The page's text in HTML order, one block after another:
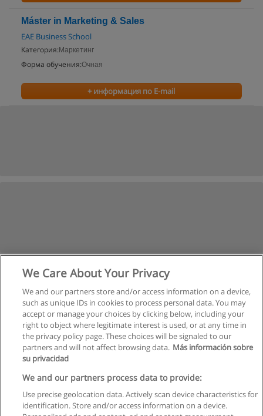
Máster in Marketing & Sales
EAE Business School
Категория: Маркетинг
Форма обучения:Очная
+ информация по E-mail
Правила пользования
Конфиденциальность информации
We Care About Your Privacy
We and our partners store and/or access information on a device,
such as unique IDs in cookies to process personal data. You may
accept or manage your choices by clicking below, including your
right to object where legitimate interest is used, or at any time in
the privacy policy page. These choices will be signaled to our
partners and will not affect browsing data. Más información sobre
su privacidad
We and our partners process data to provide:
Use precise geolocation data. Actively scan device characteristics for
identification. Store and/or access information on a device.